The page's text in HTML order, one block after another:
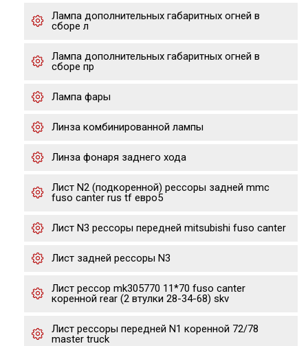
Лампа дополнительных габаритных огней в
сборе л
Лампа дополнительных габаритных огней в
сборе пр
Лампа фары
Линза комбинированной лампы
Линза фонаря заднего хода
Лист N2 (подкоренной) рессоры задней mmc
fuso canter rus tf евро5
Лист N3 рессоры передней mitsubishi fuso canter
Лист задней рессоры N3
Лист рессор mk305770 11*70 fuso canter
коренной rear (2 втулки 28-34-68) skv
Лист рессоры передней N1 коренной 72/78
master truck